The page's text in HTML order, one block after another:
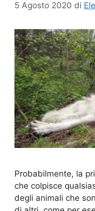
5 Agosto 2020 di
Probabilmente, la
che colpisce
degli animali che